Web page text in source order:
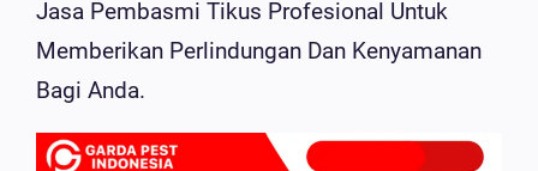
Jasa Pembasmi Tikus Profesional Untuk
Memberikan Perlindungan Dan Kenyamanan
Bagi Anda.